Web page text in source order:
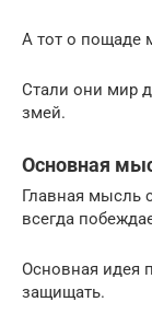
А тот о пощаде
Стали они мир
змей.
Основная
Главная мысль
всегда
Основная идея
защищать.